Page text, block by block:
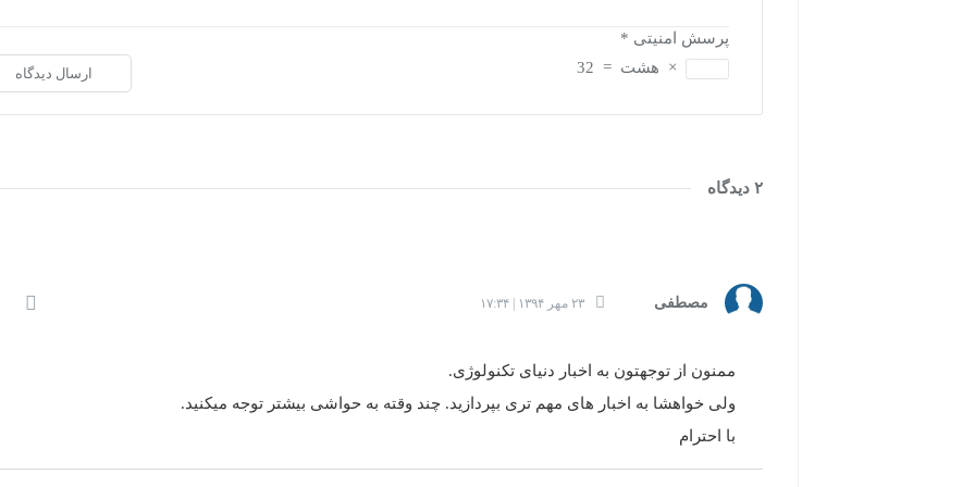
پرسش امنیتی *
×
هشت =
32
۲ دیدگاه
مصطفی ۲۳ مهر ۱۳۹۴ | ۱۷:۳۴
ممنون از توجهتون به اخبار دنیای تکنولوژی.
ولی خواهشا به اخبار های مهم تری بپردازید. چند وقته به حواشی بیشتر توجه میکنید.
با احترام